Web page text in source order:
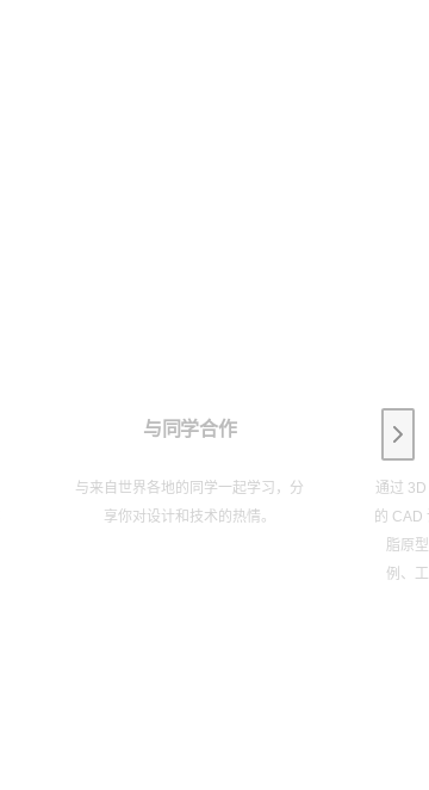
与同学合作
与来自世界各地的同学一起学习，分
享你对设计和技术的热情。
通过
的 CAD
脂原
例、